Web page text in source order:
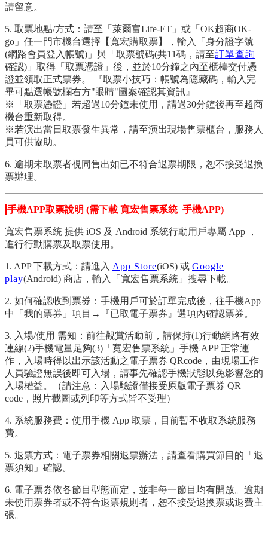
請留意。
5. 取票地點/方式：請至「萊爾富Life-ET」或「OK超商OK-
go」任一門市機台選擇【寬宏購取票】，輸入「身分證字號
(網路會員登入帳號)」與「取票號碼(共11碼，請至訂單查詢
確認)」取得「取票憑證」後，並於10分鐘之內至櫃檯交付憑
證並領取正式票券。 『取票小技巧：帳號為隱藏碼，輸入完
畢可點選帳號欄右方"眼睛"圖案確認其資訊』
※「取票憑證」若超過10分鐘未使用，請過30分鐘後再至超商
機台重新取得。
※若演出當日取票發生異常，請至演出現場售票櫃台，服務人
員可供協助。
6. 逾期未取票者視同售出如已不符合退票期限，恕不接受退換
票辦理。
手機APP取票說明 (需下載 寬宏售票系統 手機APP)
寬宏售票系統 提供 iOS 及 Android 系統行動用戶專屬 App ，
進行行動購票及取票使用。
1. APP 下載方式：請進入 App Store(iOS) 或 Google
play(Android) 商店，輸入「寬宏售票系統」搜尋下載。
2. 如何確認收到票券：手機用戶可於訂單完成後，往手機App
中「我的票券」項目→『已取電子票券』選項內確認票券。
3. 入場/使用 需知：前往觀賞活動前，請保持(1)行動網路有效
連線(2)手機電量足夠(3)「寬宏售票系統」手機 APP 正常運
作，入場時得以出示該活動之電子票券 QRcode，由現場工作
人員驗證無誤後即可入場，請事先確認手機狀態以免影響您的
入場權益。（請注意：入場驗證僅接受原版電子票券 QR
code，照片截圖或列印等方式皆不受理）
4. 系統服務費：使用手機 App 取票，目前暫不收取系統服務
費。
5. 退票方式：電子票券相關退票辦法，請查看購買節目的「退
票須知」確認。
6. 電子票券依各節目型態而定，並非每一節目均有開放。逾期
未使用票券者或不符合退票規則者，恕不接受退換票或退費主
張。